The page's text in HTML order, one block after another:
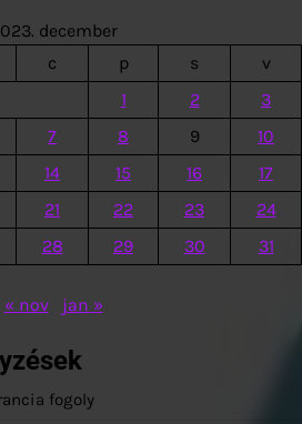
december
c p s
v
1
2
3
7 8 9
10
14 15 16
17
21 22 23
24
28 29 30 31
« nov jan »
fogoly